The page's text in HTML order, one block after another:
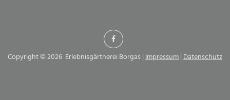
Copyright © 2026 Erlebnisgärtnerei Borgas |Impressum|Datenschutz